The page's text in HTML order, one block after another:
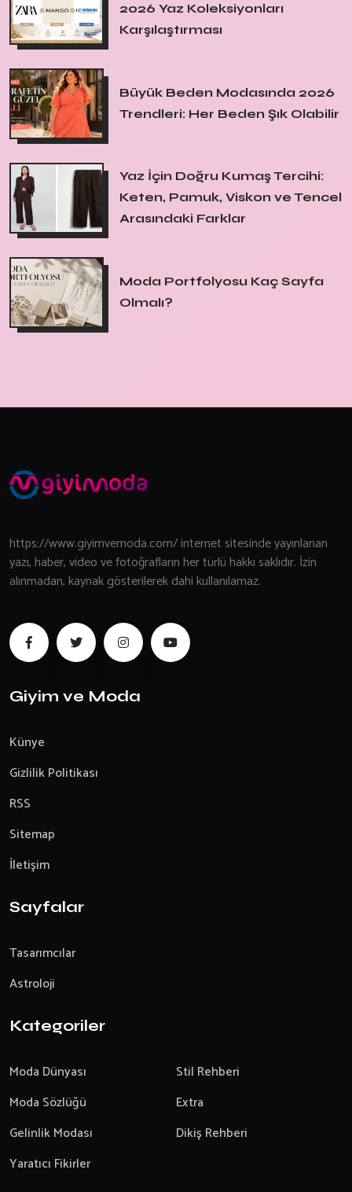
2026 Yaz Koleksiyonları
Karşılaştırması
Büyük Beden Modasında 2026
Trendleri: Her Beden Şık Olabilir
Yaz İçin Doğru Kumaş Tercihi:
Keten, Pamuk, Viskon ve Tencel
Arasındaki Farklar
Moda Portfolyosu Kaç Sayfa
Olmalı?
https://www.giyimvemoda.com/ internet sitesinde yayınlanan
yazı, haber, video ve fotoğrafların her türlü hakkı saklıdır. İzin
alınmadan, kaynak gösterilerek dahi kullanılamaz.
Giyim ve Moda
Künye
Gizlilik Politikası
RSS
Sitemap
İletişim
Sayfalar
Tasarımcılar
Astroloji
Kategoriler
Moda Dünyası
Stil Rehberi
Moda Sözlüğü
Extra
Gelinlik Modası
Dikiş Rehberi
Yaratıcı Fikirler